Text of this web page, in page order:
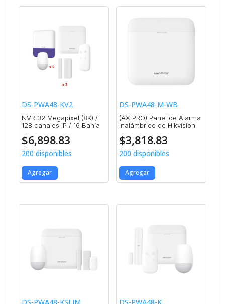
DS-PWA48-KV2
NVR 32 Megapixel (8K) /
128 canales IP / 16 Bahía
$6,898.83
200 disponibles
Agregar
DS-PWA48-M-WB
(AX PRO) Panel de Alarma
Inalámbrico de Hikvision
$3,818.83
200 disponibles
Agregar